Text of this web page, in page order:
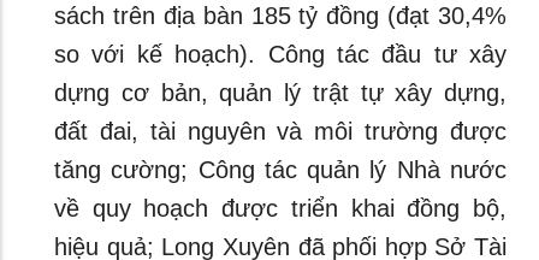
sách trên địa bàn 185 tỷ đồng (đạt 30,4%
so với kế hoạch). Công tác đầu tư xây
dựng cơ bản, quản lý trật tự xây dựng,
đất đai, tài nguyên và môi trường được
tăng cường; Công tác quản lý Nhà nước
về quy hoạch được triển khai đồng bộ,
hiệu quả; Long Xuyên đã phối hợp Sở Tài